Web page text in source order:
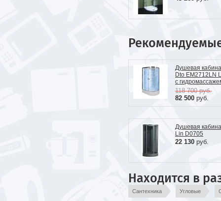
Душевая кабина
Dto EM2712LN
с
118 700руб.
82 500 руб.
Душевая
Lin D0705
22 130 руб.
Находится в
Сантехника Угловые